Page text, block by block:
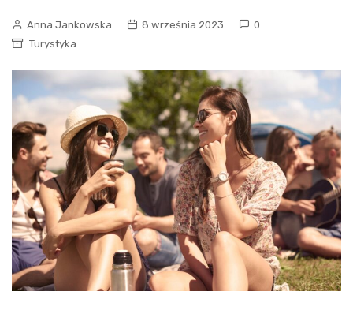
Anna Jankowska 8 września 2023
0
Turystyka